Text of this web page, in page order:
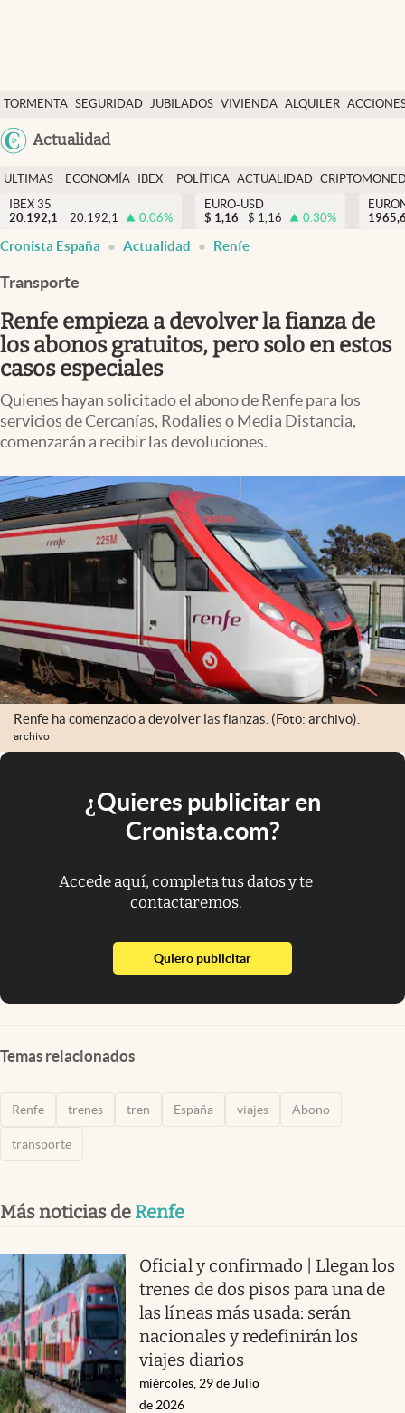
TORMENTA SEGURIDAD JUBILADOS VIVIENDA ALQUILER
USA
Actualidad
Economía y finanzas
Política
Actualidad
Criptomonedas
España
ULTIMAS
NOTICIAS
ECONOMÍA
FINANZAS
IBEX
EURO
POLÍTICA ACTUALIDAD
IBEX 35
20.192,1
20.192,1 0.06%
EURO-USD
$ 1,16 $ 1,16 0.30%
Cronista España Actualidad Renfe
Transporte
Renfe empieza a devolver la fianza de
los abonos gratuitos, pero solo en estos
casos especiales
Quienes hayan solicitado el abono de Renfe para los
servicios de Cercanías, Rodalies o Media Distancia,
comenzarán a recibir las devoluciones.
Renfe ha comenzado a devolver las fianzas. (Foto: archivo).
archivo
¿Quieres publicitar en
Cronista.com?
Accede aquí, completa tus datos y te
contactaremos.
Quiero publicitarabre en nueva pestaña
Temas relacionados
Renfe trenes tren España viajes Abono
transporte
Más noticias de Renfe
Oficial y confirmado | Llegan los
trenes de dos pisos para una de
las líneas más usada: serán
nacionales y redefinirán los
viajes diarios
miércoles, 29 de Julio
de 2026